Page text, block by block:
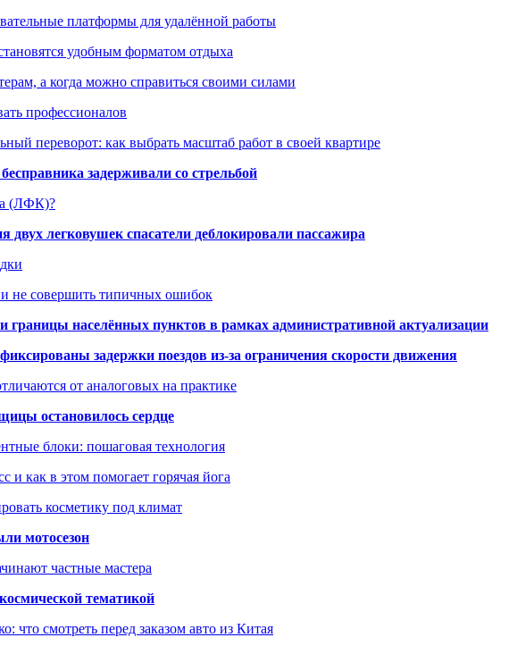
платформы для удалённой работы
удобным форматом отдыха
а когда можно справиться своими силами
профессионалов
переворот: как выбрать масштаб работ в своей квартире
задерживали со стрельбой
(ЛФК)?
двух легковушек спасатели деблокировали пассажира
и не совершить типичных ошибок
границы населённых пунктов в рамках административной актуализации
задержки поездов из-за ограничения скорости движения
от аналоговых на практике
остановилось сердце
блоки: пошаговая технология
и как в этом помогает горячая йога
косметику под климат
мотосезон
частные мастера
тематикой
что смотреть перед заказом авто из Китая